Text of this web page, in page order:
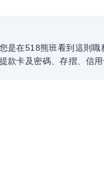
是在518熊班看到這則職
款卡及密碼、存摺、信